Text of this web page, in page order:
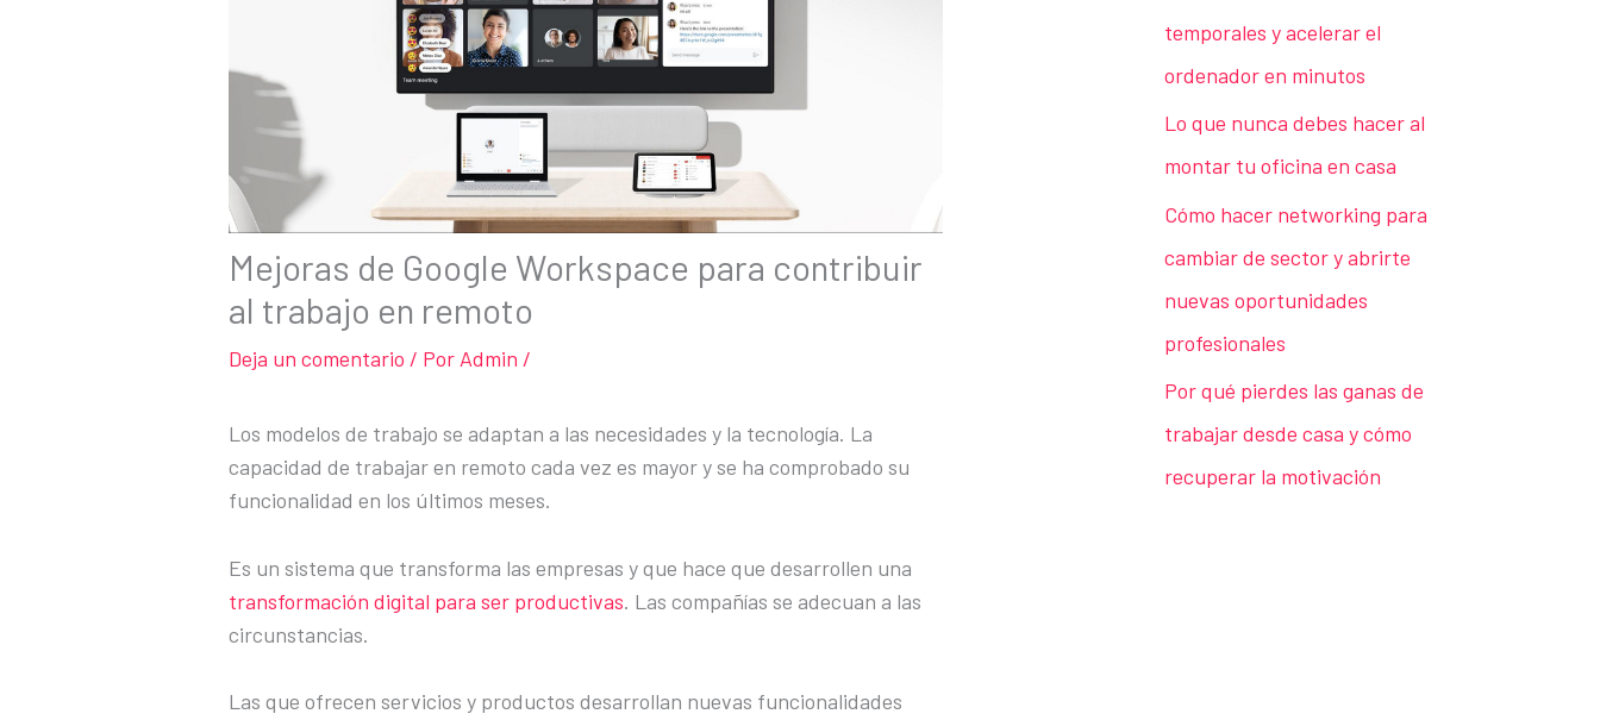
Mejoras de Google Workspace para contribuir
al trabajo en remoto
Deja un comentario / Por Admin /
Los modelos de trabajo se adaptan a las necesidades y la tecnología. La
capacidad de trabajar en remoto cada vez es mayor y se ha comprobado su
funcionalidad en los últimos meses.
Es un sistema que transforma las empresas y que hace que desarrollen una
transformación digital para ser productivas. Las compañías se adecuan a las
circunstancias.
Las que ofrecen servicios y productos desarrollan nuevas funcionalidades
temporales y acelerar el
ordenador en minutos
Lo que nunca debes hacer al
montar tu oficina en casa
Cómo hacer networking para
cambiar de sector y abrirte
nuevas oportunidades
profesionales
Por qué pierdes las ganas de
trabajar desde casa y cómo
recuperar la motivación